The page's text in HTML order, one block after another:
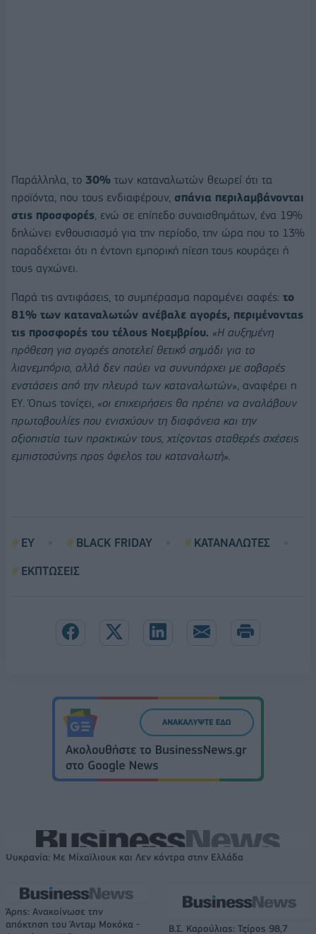
Παράλληλα, το 30% των καταναλωτών θεωρεί ότι τα
προϊόντα, που τους ενδιαφέρουν, σπάνια περιλαμβάνονται
στις προσφορές , ενώ σε επίπεδο συναισθημάτων, ένα 19%
δηλώνει ενθουσιασμό για την περίοδο, την ώρα που το 13%
παραδέχεται ότι η έντονη εμπορική πίεση τους κουράζει ή
τους αγχώνει.
Παρά τις αντιφάσεις, το συμπέρασμα παραμένει σαφές: το
81% των καταναλωτών ανέβαλε αγορές, περιμένοντας
τις προσφορές του τέλους Νοεμβρίου. «Η αυξημένη
πρόθεση για αγορές αποτελεί θετικό σημάδι για το
λιανεμπόριο, αλλά δεν παύει να συνυπάρχει με σοβαρές
ενστάσεις από την πλευρά των καταναλωτών», αναφέρει η
ΕΥ. Όπως τονίζει, «οι επιχειρήσεις θα πρέπει να αναλάβουν
πρωτοβουλίες που ενισχύουν τη διαφάνεια και την
αξιοπιστία των πρακτικών τους, χτίζοντας σταθερές σχέσεις
εμπιστοσύνης προς όφελος του καταναλωτή».
EY BLACK FRIDAY
ΚΑΤΑΝΑΛΩΤΕΣ
ΕΚΠΤΩΣΕΙΣ
Ουκρανία: Με Μίχαϊλιουκ και Λεν κόντρα στην Ελλάδα
Άρης: Ανακοίνωσε την
απόκτηση του Άνταμ Μοκόκα -
Β.Σ. Καρούλιας: Τζίρος 98,7